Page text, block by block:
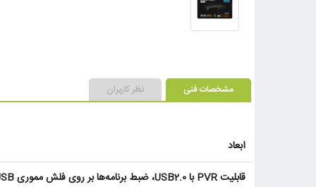
مشخصات فنی نظر کاربران
ابعاد
قابلیت PVR با USB2.0، ضبط برنامه‌ها بر روی فلش مموری USB یا هارد اکسترنال